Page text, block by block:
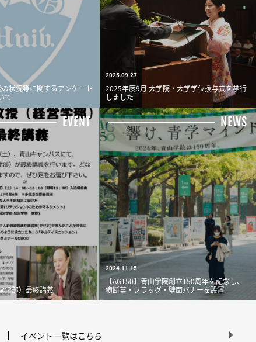
状況等に関するアンケート
て
2025.09.27
2025年度9月 大学院・大学学位授与式を挙行
しました
EVENT
学部）最終講義
NEWS
2024.11.15
【AG150】青山学院創立150周年を記念し、
横断幕・フラッグ・壁面バナーを設置
イベント一覧はこちら